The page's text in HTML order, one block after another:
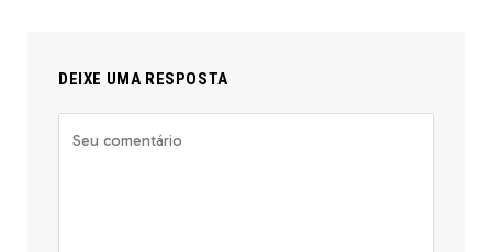
DEIXE UMA RESPOSTA